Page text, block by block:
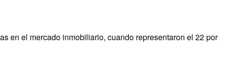
en el mercado inmobiliario, cuando representaron el 22 por